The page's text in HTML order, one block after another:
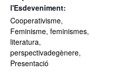
l'Esdeveniment:
Cooperativisme,
Feminisme, feminismes,
literatura,
perspectivadegènere,
Presentació